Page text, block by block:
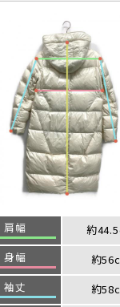
肩幅
約
身幅
約
袖丈
約